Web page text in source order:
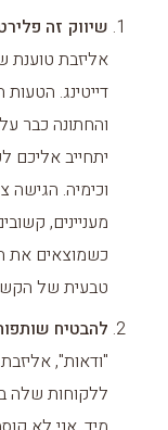
שיווק זה
אליזבת טוענת
דייטינג.
והחתונה כבר
יתחייב אליכם
וכימיה. הגישה
כשמוצאים את
טבעית של
להבטיח
"ודאות",
ללקוחות שלה